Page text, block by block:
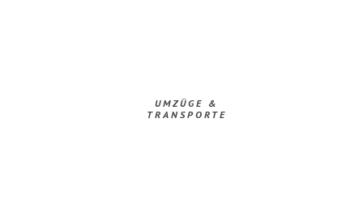
UMZÜGE &
TRANSPORTE